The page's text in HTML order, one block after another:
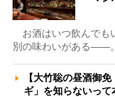
お酒はいつ飲んでも
別の味わいがある――
【大竹聡の昼酒御
ギ」を知らないっ